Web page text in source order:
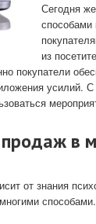
Сегодня
способами
из
покупатели
усилий.
в
от знания
способами.